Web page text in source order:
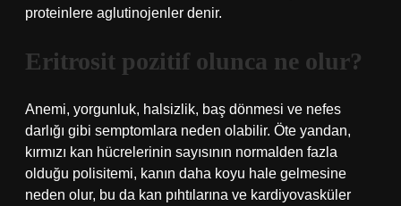
proteinlere aglutinojenler denir.
Eritrosit pozitif olunca ne olur?
Anemi, yorgunluk, halsizlik, baş dönmesi ve nefes
darlığı gibi semptomlara neden olabilir. Öte yandan,
kırmızı kan hücrelerinin sayısının normalden fazla
olduğu polisitemi, kanın daha koyu hale gelmesine
neden olur, bu da kan pıhtılarına ve kardiyovasküler